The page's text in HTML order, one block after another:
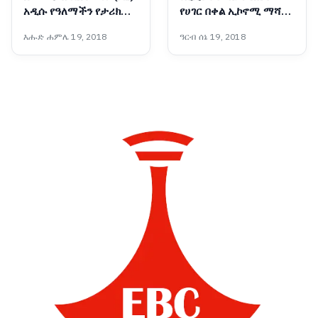
አዲሱ የዓለማችን የታሪክ
የኢትዮጵያችን ብሩህ ተስፋ
እሑድ ሐምሌ 19, 2018
የሀገር በቀል ኢኮኖሚ ማሻሻያ
ዓርብ ሰኔ 19, 2018